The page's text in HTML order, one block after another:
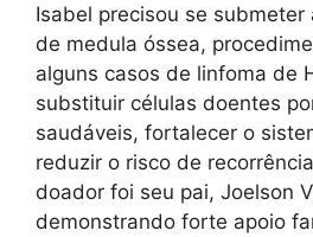
Isabel precisou se submeter
de medula óssea,
alguns casos de linfoma de
substituir células doentes
saudáveis, fortalecer o
reduzir o risco de
doador foi seu pai, Joelson
demonstrando forte apoio